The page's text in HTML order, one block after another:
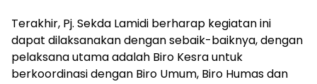
Terakhir, Pj. Sekda Lamidi berharap kegiatan ini
dapat dilaksanakan dengan sebaik-baiknya, dengan
pelaksana utama adalah Biro Kesra untuk
berkoordinasi dengan Biro Umum, Biro Humas dan